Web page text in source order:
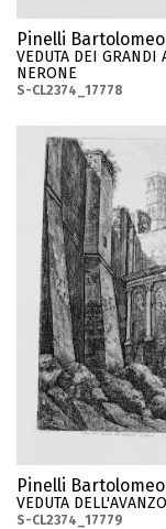
Pinelli
VEDUTA DEI GRANDI
NERONE
S-CL2374_17778
Pinelli
VEDUTA
S-CL2374_17779